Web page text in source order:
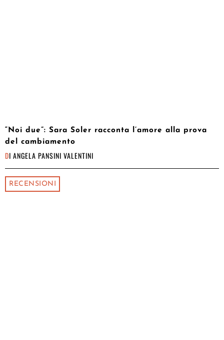
“Noi due”: Sara Soler racconta l’amore alla prova
del cambiamento
DI ANGELA PANSINI VALENTINI
RECENSIONI